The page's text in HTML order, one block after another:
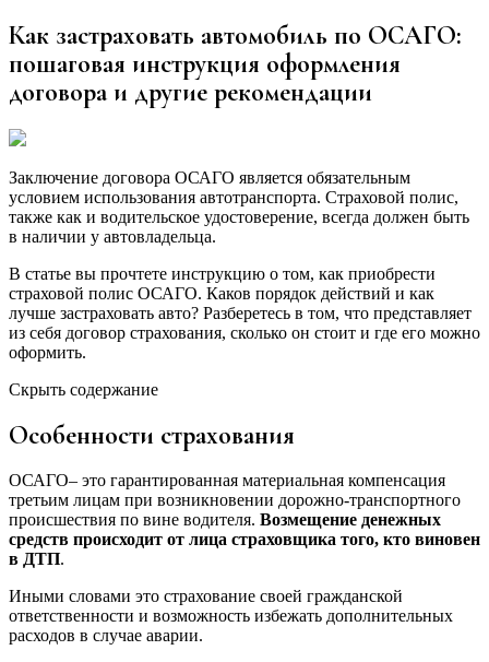
Как застраховать автомобиль по ОСАГО:
пошаговая инструкция оформления
договора и другие рекомендации
Заключение договора ОСАГО является обязательным
условием использования автотранспорта. Страховой полис,
также как и водительское удостоверение, всегда должен быть
в наличии у автовладельца.
В статье вы прочтете инструкцию о том, как приобрести
страховой полис ОСАГО. Каков порядок действий и как
лучше застраховать авто? Разберетесь в том, что представляет
из себя договор страхования, сколько он стоит и где его можно
оформить.
Скрыть содержание
Особенности страхования
ОСАГО– это гарантированная материальная компенсация
третьим лицам при возникновении дорожно-транспортного
происшествия по вине водителя. Возмещение денежных
средств происходит от лица страховщика того, кто виновен
в ДТП.
Иными словами это страхование своей гражданской
ответственности и возможность избежать дополнительных
расходов в случае аварии.